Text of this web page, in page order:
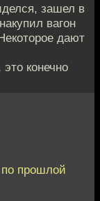
зашел в
вагон
дают
конечно
прошлой